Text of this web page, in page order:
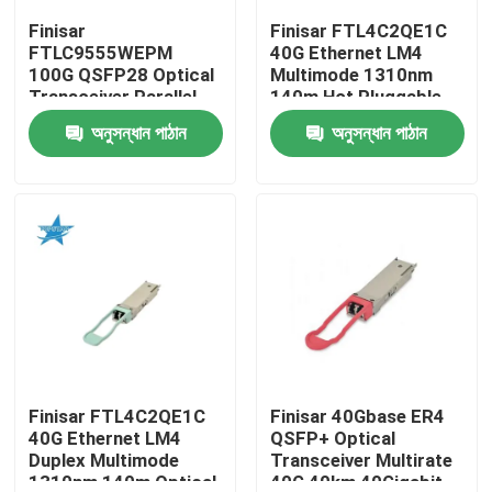
কারখানা ভ্রমণ
মান নিয়ন্ত্রণ
এনভিডিয়া এআই পণ্য
400G/800G অপটিক্যাল মডিউল
100G QSFP28 মডিউল
Finisar
FTLC9555WEPM
100G QSFP28 Optical
Transceiver Parallel
MMF 100M CPRI Hot
Pluggable Port 1 Year
Warranty
অনুসন্ধান পাঠান
Finisar FTL4C2QE1C
40G Ethernet LM4
Multimode 1310nm
140m Hot Pluggable
LC Optical Transceiver
for AIDCঅনুসন্ধান পাঠান
Finisar FTL4C2QE1C
40G Ethernet LM4
Duplex Multimode
1310nm 140m Optical
Finisar 40Gbase ER4
QSFP+ Optical
Transceiver Multirate
40G 40km 40Gigabit